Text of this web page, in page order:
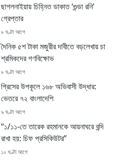
ছাগলনাইয়ায় চিহ্নিত ডাকাত ‘গুন্ডা রনি’
গ্রেপ্তার
৮ ঘণ্টা আগে
দৈনিক ৫শ টাকা মজুরীর দাবীতে বড়লেখায় চা
শ্রমিকদের গণবিক্ষোভ
৮ ঘণ্টা আগে
গ্রিসের উপকূলে ১৬৮ অভিবাসী উদ্ধার:
ভেতরে ৭২ বাংলাদেশি
৯ ঘণ্টা আগে
“১/১১-তে তারেক রহমানকে আয়নাঘরে বন্দি
রাখা হয়: চিফ প্রসিকিউটর”
১০ ঘণ্টা আগে